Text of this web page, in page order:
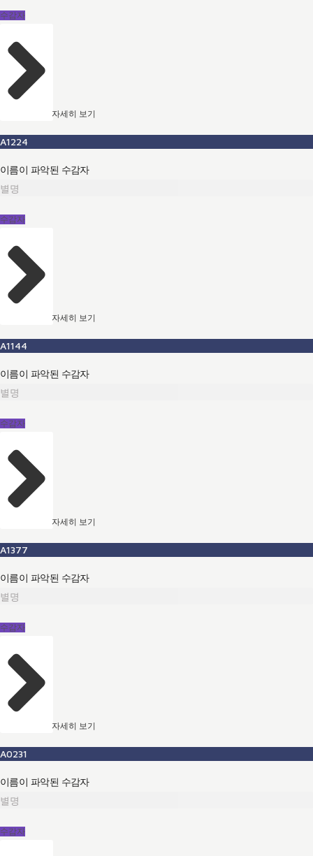
수감자
자세히 보기
A1224
이름이 파악된 수감자
별명
수감자
자세히 보기
A1144
이름이 파악된 수감자
별명
수감자
자세히 보기
A1377
이름이 파악된 수감자
별명
수감자
자세히 보기
A0231
이름이 파악된 수감자
별명
수감자